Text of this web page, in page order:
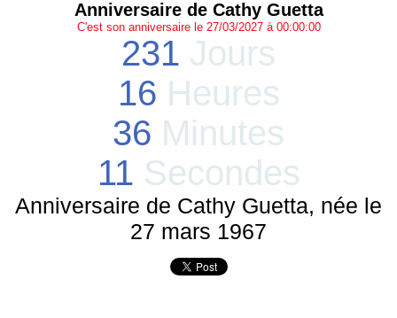
Anniversaire de Cathy Guetta
C'est son anniversaire le 27/03/2027 à 00:00:00
231 Jours
16 Heures
36 Minutes
11 Secondes
Anniversaire de Cathy Guetta, née le
27 mars 1967